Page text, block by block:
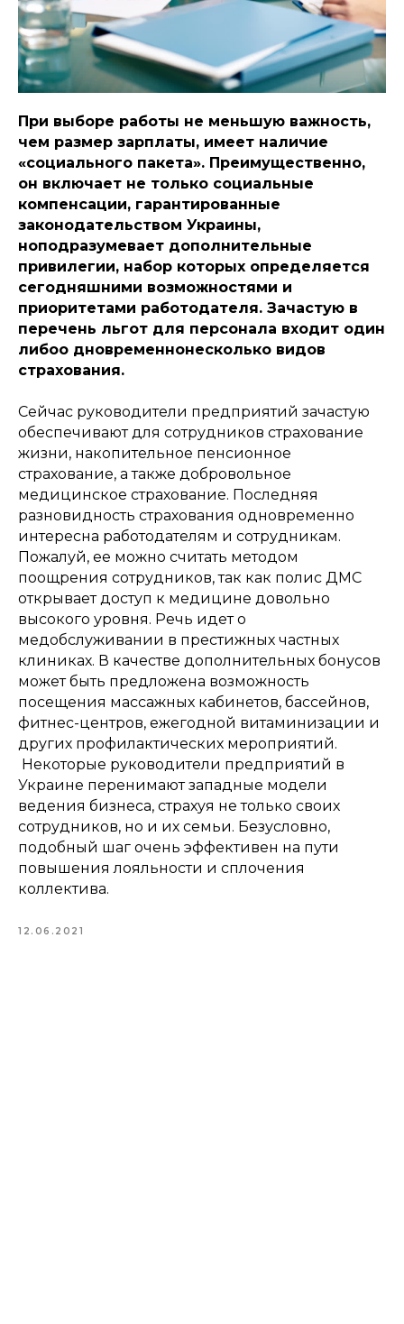
При выборе работы не меньшую важность,
чем размер зарплаты, имеет наличие
«социального пакета». Преимущественно,
он включает не только социальные
компенсации, гарантированные
законодательством Украины,
ноподразумевает дополнительные
привилегии, набор которых определяется
сегодняшними возможностями и
приоритетами работодателя. Зачастую в
перечень льгот для персонала входит один
либоо дновременнонесколько видов
страхования.
Сейчас руководители предприятий зачастую
обеспечивают для сотрудников страхование
жизни, накопительное пенсионное
страхование, а также добровольное
медицинское страхование. Последняя
разновидность страхования одновременно
интересна работодателям и сотрудникам.
Пожалуй, ее можно считать методом
поощрения сотрудников, так как полис ДМС
открывает доступ к медицине довольно
высокого уровня. Речь идет о
медобслуживании в престижных частных
клиниках. В качестве дополнительных бонусов
может быть предложена возможность
посещения массажных кабинетов, бассейнов,
фитнес-центров, ежегодной витаминизации и
других профилактических мероприятий.
Некоторые руководители предприятий в
Украине перенимают западные модели
ведения бизнеса, страхуя не только своих
сотрудников, но и их семьи. Безусловно,
подобный шаг очень эффективен на пути
повышения лояльности и сплочения
коллектива.
12.06.2021